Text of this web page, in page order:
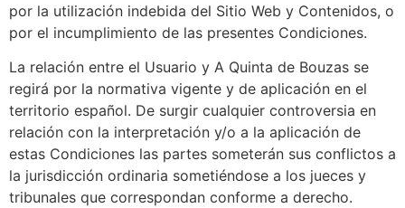
por la utilización indebida del Sitio Web y Contenidos, o
por el incumplimiento de las presentes Condiciones.
La relación entre el Usuario y A Quinta de Bouzas se
regirá por la normativa vigente y de aplicación en el
territorio español. De surgir cualquier controversia en
relación con la interpretación y/o a la aplicación de
estas Condiciones las partes someterán sus conflictos a
la jurisdicción ordinaria sometiéndose a los jueces y
tribunales que correspondan conforme a derecho.